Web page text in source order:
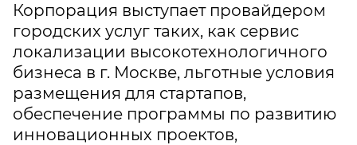
Корпорация выступает провайдером
городских услуг таких, как сервис
локализации высокотехнологичного
бизнеса в г. Москве, льготные условия
размещения для стартапов,
обеспечение программы по развитию
инновационных проектов,